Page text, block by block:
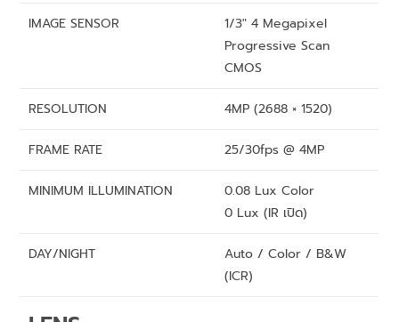
IMAGE SENSOR
1/3″ 4 Megapixel
Progressive Scan
CMOS
RESOLUTION 4MP (2688 × 1520)
FRAME RATE 25/30fps @ 4MP
MINIMUM ILLUMINATION
0.08 Lux Color
0 Lux (IR เปิด)
DAY/NIGHT
Auto / Color / B&W
(ICR)